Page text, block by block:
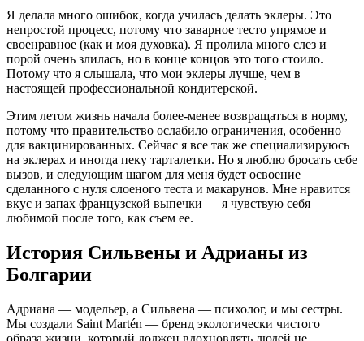
Я делала много ошибок, когда училась делать эклеры. Это
непростой процесс, потому что заварное тесто упрямое и
своенравное (как и моя духовка). Я пролила много слез и
порой очень злилась, но в конце концов это того стоило.
Потому что я слышала, что мои эклеры лучше, чем в
настоящей профессиональной кондитерской.
Этим летом жизнь начала более-менее возвращаться в норму,
потому что правительство ослабило ограничения, особенно
для вакцинированных. Сейчас я все так же специализируюсь
на эклерах и иногда пеку тарталетки. Но я люблю бросать себе
вызов, и следующим шагом для меня будет освоение
сделанного с нуля слоеного теста и макарунов. Мне нравится
вкус и запах французской выпечки — я чувствую себя
любимой после того, как съем ее.
История Сильвены и Адрианы из
Болгарии
Адриана — модельер, а Сильвена — психолог, и мы сестры.
Мы создали Saint Martén — бренд экологически чистого
образа жизни, который должен вдохновлять людей не